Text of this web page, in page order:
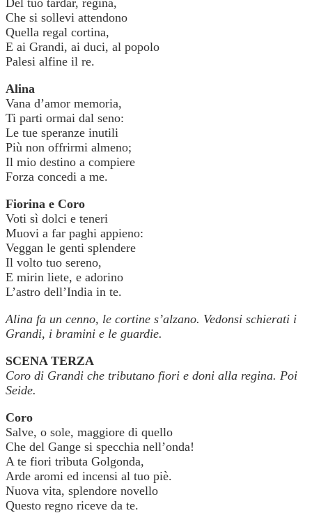
Che si sollevi attendono
Quella regal cortina,
E ai Grandi, ai duci, al popolo
Palesi alfine il re.
Alina
Vana d’amor memoria,
Ti parti ormai dal seno:
Le tue speranze inutili
Più non offrirmi almeno;
Il mio destino a compiere
Forza concedi a me.
Fiorina e Coro
Voti sì dolci e teneri
Muovi a far paghi appieno:
Veggan le genti splendere
Il volto tuo sereno,
E mirin liete, e adorino
L’astro dell’India in te.
Alina fa un cenno, le cortine s’alzano. Vedonsi schierati i
Grandi, i bramini e le guardie.
SCENA TERZA
Coro di Grandi che tributano fiori e doni alla regina. Poi
Seide.
Coro
Salve, o sole, maggiore di quello
Che del Gange si specchia nell’onda!
A te fiori tributa Golgonda,
Arde aromi ed incensi al tuo piè.
Nuova vita, splendore novello
Questo regno riceve da te.